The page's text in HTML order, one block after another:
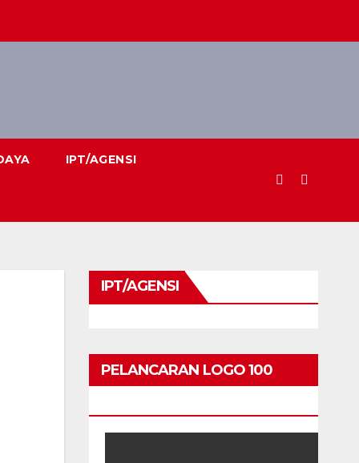
IPT/AGENSI
IPT/AGENSI
PELANCARAN LOGO 100